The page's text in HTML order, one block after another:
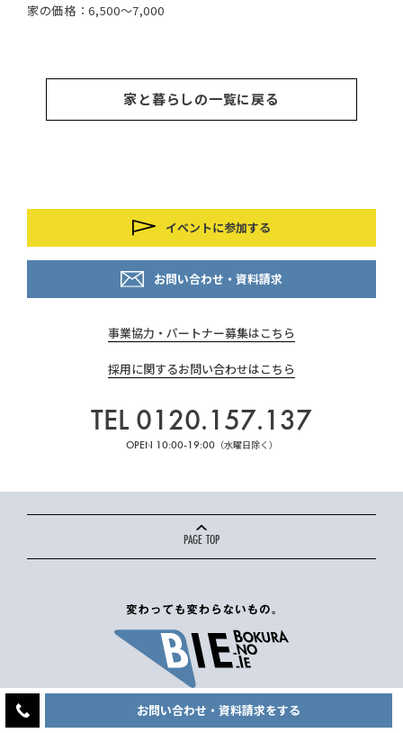
家の価格：6,500～7,000
家と暮らしの一覧に戻る
イベントに参加する
お問い合わせ・資料請求
事業協力・パートナー募集はこちら
採用に関するお問い合わせはこちら
TEL 0120.157.137
OPEN 10:00-19:00（水曜日除く）
PAGE TOP
株式会社僕らの家
お問い合わせ・資料請求をする